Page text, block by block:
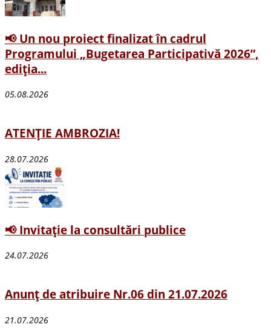
📢 Un nou proiect finalizat în cadrul
Programului „Bugetarea Participativă 2026”,
ediția...
05.08.2026
ATENȚIE AMBROZIA!
28.07.2026
📢 Invitație la consultări publice
24.07.2026
Anunț de atribuire Nr.06 din 21.07.2026
21.07.2026